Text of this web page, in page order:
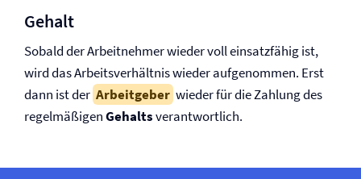
Gehalt
Sobald der Arbeitnehmer wieder voll einsatzfähig ist,
wird das Arbeitsverhältnis wieder aufgenommen. Erst
dann ist der Arbeitgeber wieder für die Zahlung des
regelmäßigenGehaltsverantwortlich.